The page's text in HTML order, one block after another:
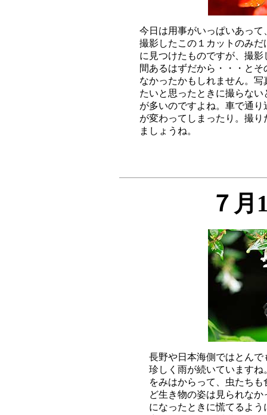
今日は用事がいっぱいあっ
撮影したこの１カットのみ
に見つけたものですが、撮
間あるはずだから・・・と
なかったかもしれません。
たいと思ったときに撮らな
が多いのですよね。車で通
が変わってしまったり。撮
７月
長野や日本海側ではとん
珍しく雨が続いています
をみはからって、虫たち
ど生き物の姿は見られな
になったときに慌てるよ